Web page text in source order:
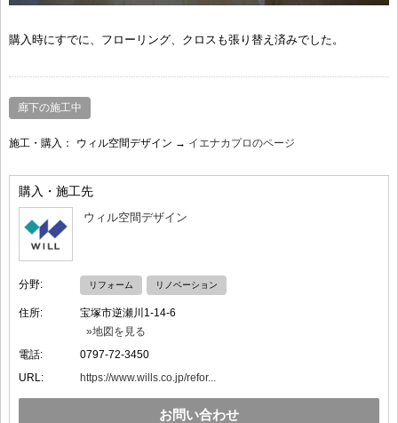
購入時にすでに、フローリング、クロスも張り替え済みでした。
廊下の施工中
施工・購入： ウィル空間デザイン → イエナカプロのページ
購入・施工先
ウィル空間デザイン
分野: リフォーム リノベーション
住所:
宝塚市逆瀬川1-14-6
»地図を見る
電話:
0797-72-3450
URL:
https://www.wills.co.jp/refor...
お問い合わせ